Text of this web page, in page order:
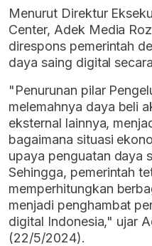
Menurut Direktur
Center, Adek Media
direspons pemerintah
daya saing digital
"Penurunan pilar
melemahnya daya beli
eksternal lainnya,
bagaimana situasi
upaya penguatan daya
Sehingga, pemerintah
memperhitungkan
menjadi penghambat
digital Indonesia," ujar
(22/5/2024).